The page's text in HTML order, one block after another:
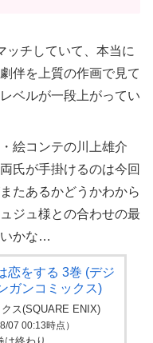
ッチしていて、本当に
伴を上質の作画で見て
ベルが一段上がってい
絵コンテの川上雄介
氏が手掛けるのは今回
たあるかどうかわから
ジュ様との合わせの最
いかな…
恋をする 3巻 (デジ
ガンコミックス)
ス(SQUARE ENIX)
07 00:13時点）